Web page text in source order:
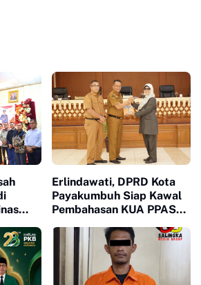
Erlindawati, DPRD Kota
Payakumbuh Siap Kawal
Pembahasan KUA PPAS